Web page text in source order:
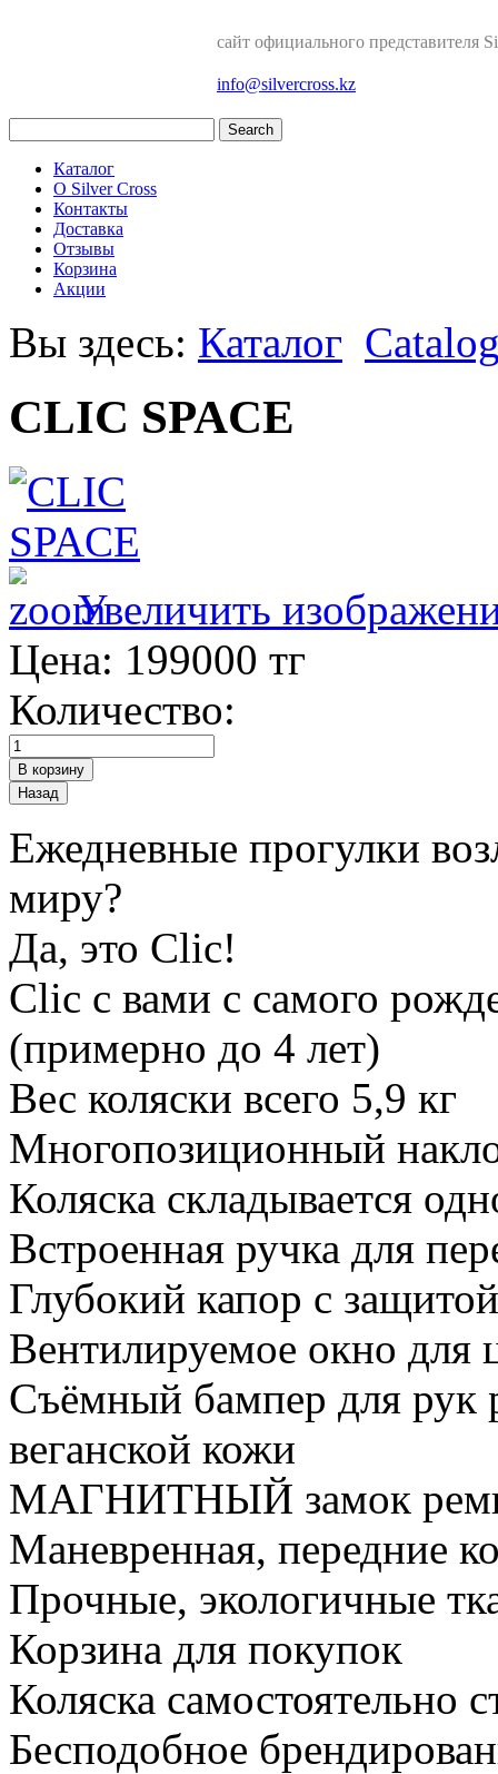
сайт официального представителя
info@silvercross.kz
Каталог
О Silver Cross
Контакты
Доставка
Отзывы
Корзина
Акции
Вы здесь: Каталог
CLIC SPACE
Увеличить
Цена: 199000 тг
Количество:
Ежедневные прогулки
миру?
Да, это Clic!
Clic с вами с самого
(примерно до 4 лет)
Вес коляски всего 5,9 кг
Многопозиционный
Коляска складывается
Встроенная ручка для
Глубокий капор с
Вентилируемое окно для
Съёмный бампер для рук
веганской кожи
МАГНИТНЫЙ замок
Маневренная, передние
Прочные, экологичные
Корзина для покупок
Коляска самостоятельно
Бесподобное